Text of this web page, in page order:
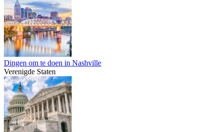
Dingen om te doen in Nashville
Verenigde Staten